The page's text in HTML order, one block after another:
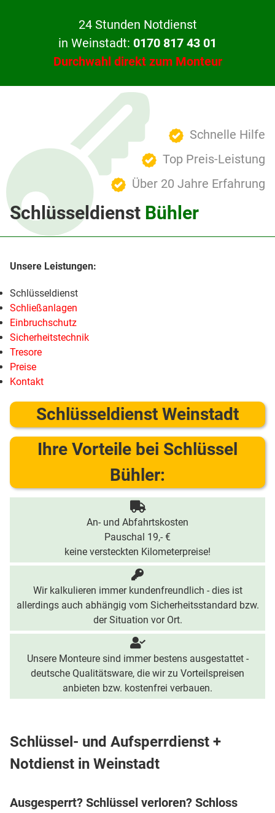
24 Stunden Notdienst
in Weinstadt: 0170 817 43 01
Durchwahl direkt zum Monteur
Schnelle Hilfe
Top Preis-Leistung
Über 20 Jahre Erfahrung
Schlüsseldienst Bühler
Schlüsseldienst
Schließanlagen
Einbruchschutz
Sicherheitstechnik
Tresore
Preise
Kontakt
Schlüsseldienst Weinstadt
Ihre Vorteile bei Schlüssel
Bühler:
An- und Abfahrtskosten
Pauschal 19,- €
keine versteckten Kilometerpreise!
Wir kalkulieren immer kundenfreundlich - dies ist
allerdings auch abhängig vom Sicherheitsstandard bzw.
der Situation vor Ort.
Unsere Monteure sind immer bestens ausgestattet -
deutsche Qualitätsware, die wir zu Vorteilspreisen
anbieten bzw. kostenfrei verbauen.
Schlüssel- und Aufsperrdienst +
Notdienst in Weinstadt
Ausgesperrt? Schlüssel verloren? Schloss